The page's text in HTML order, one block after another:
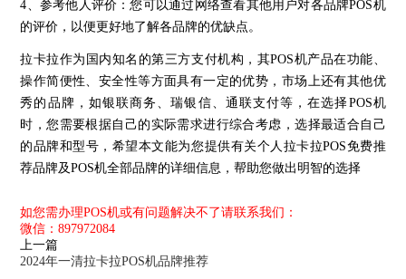
4、参考他人评价：您可以通过网络查看其他用户对各品牌POS机
的评价，以便更好地了解各品牌的优缺点。
拉卡拉作为国内知名的第三方支付机构，其POS机产品在功能、
操作简便性、安全性等方面具有一定的优势，市场上还有其他优
秀的品牌，如银联商务、瑞银信、通联支付等，在选择POS机
时，您需要根据自己的实际需求进行综合考虑，选择最适合自己
的品牌和型号，希望本文能为您提供有关个人拉卡拉POS免费推
荐品牌及POS机全部品牌的详细信息，帮助您做出明智的选择
如您需办理POS机或有问题解决不了请联系我们：
微信：897972084
上一篇
2024年一清拉卡拉POS机品牌推荐